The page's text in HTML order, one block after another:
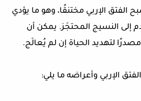
الفتق الإربي مختنقًا، وهو ما يؤدي
إلى النسيج المحتجَز. يمكن أن
لتهديد الحياة إن لم يُعالَج.
الإربي وأعراضه ما يلي: